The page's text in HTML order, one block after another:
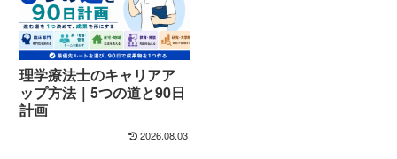
理学療法士のキャリアア
ップ方法｜5つの道と90日
計画
2026.08.03